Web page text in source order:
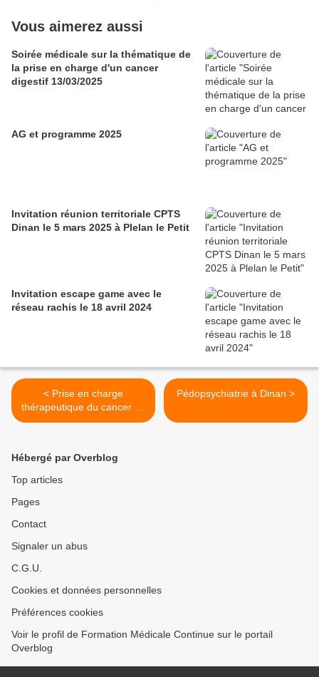
Vous aimerez aussi
Soirée médicale sur la thématique de
la prise en charge d'un cancer
digestif 13/03/2025
AG et programme 2025
Invitation réunion territoriale CPTS
Dinan le 5 mars 2025 à Plelan le Petit
Invitation escape game avec le
réseau rachis le 18 avril 2024
< Prise en charge
thérapeutique du cancer du
sein en 2019
Pédopsychiatrie à Dinan >
Hébergé par Overblog
Top articles
Pages
Contact
Signaler un abus
C.G.U.
Cookies et données personnelles
Préférences cookies
Voir le profil de Formation Médicale Continue sur le portail
Overblog